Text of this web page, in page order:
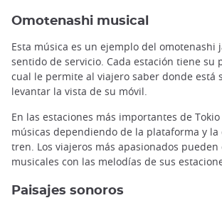
Omotenashi musical
Esta música es un ejemplo del omotenashi
sentido de servicio. Cada estación tiene su
cual le permite al viajero saber donde está
levantar la vista de su móvil.
En las estaciones más importantes de
músicas dependiendo de la plataforma y
tren. Los viajeros más apasionados pueden
musicales con las melodías de sus
Paisajes sonoros